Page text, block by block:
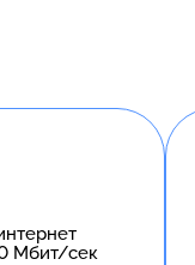
Мбит/сек